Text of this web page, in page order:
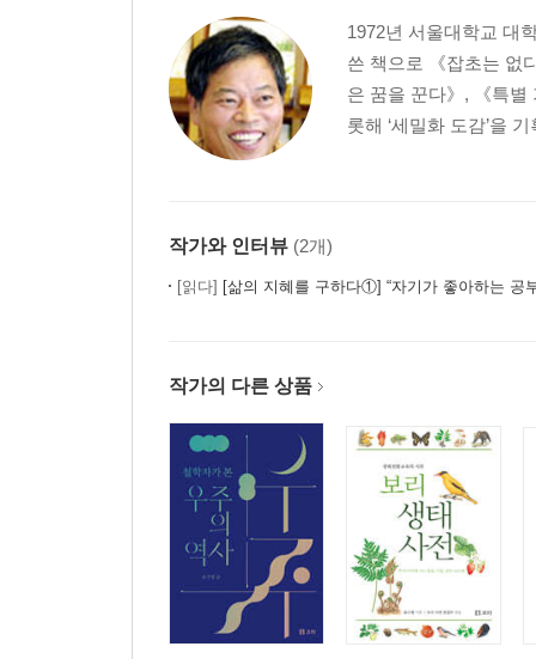
3차 세계 대전
섬기는 마음이 실린 나눔
삶의 질서
나누고 또 나눕시다
나, 원, 꼴 같지 않은 놈들 같으니라고!
손님맞이
모순 속에서 공존하기
소유의 역사
개인은 원자가 아니다
풀들과 화해하기
삶의 공간이 만들어내는 가치관
1972년 서울대학교 대
쓴 책으로 《잡초는 없
은 꿈을 꾼다》, 《특
롯해 ‘세밀화 도감’을
작가와 인터뷰 (2개)
[읽다] [삶의 지혜를 구하다①] “자기가 좋아하는 공부만 하게
작가의 다른 상품